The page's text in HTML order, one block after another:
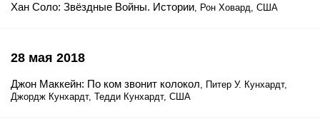
Хан Соло: Звёздные Войны. Истории, Рон Ховард, США
28 мая 2018
Джон Маккейн: По ком звонит колокол, Питер У. Кунхардт,
Джордж Кунхардт, Тедди Кунхардт, США